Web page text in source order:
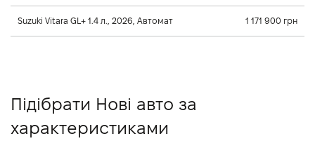
Suzuki Vitara GL+ 1.4 л., 2026, Автомат 1 171 900 грн
Підібрати Нові авто за
характеристиками